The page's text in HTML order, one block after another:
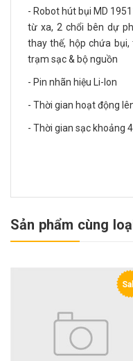
- Robot hút bụi MD
từ xa, 2 chổi bên dự
thay thế, hộp chứa
trạm sạc & bộ nguồn
- Pin nhãn hiệu Li-Ion
- Thời gian hoạt động
- Thời gian sạc khoảng
Sản phẩm cùng